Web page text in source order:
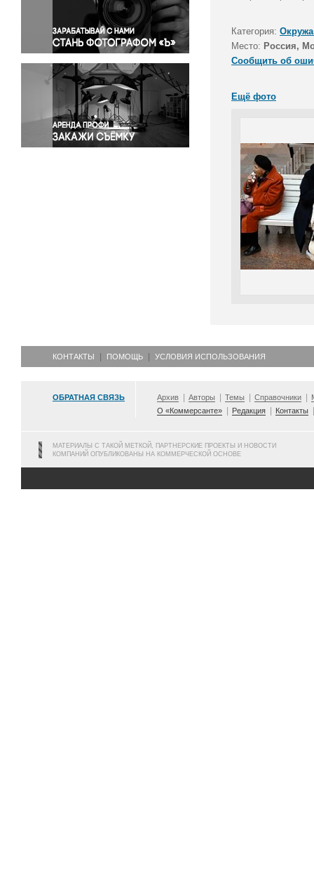
Правосудие
Происшествия и конфликты
Религия
Светская жизнь
Спорт
Экология
Экономика и бизнес
Категория:
Место: Россия,
Сообщить об
Ещё фото
КОНТАКТЫ ПОМОЩЬ УСЛОВИЯ ИСПОЛЬЗОВАНИЯ
ОБРАТНАЯ СВЯЗЬ Архив Авторы Темы Справочники
О «Коммерсанте»
Редакция Контакты
МАТЕРИАЛЫ С ТАКОЙ МЕТКОЙ, ПАРТНЕРСКИЕ ПРОЕКТЫ И НОВОСТИ
КОМПАНИЙ ОПУБЛИКОВАНЫ НА КОММЕРЧЕСКОЙ ОСНОВЕ